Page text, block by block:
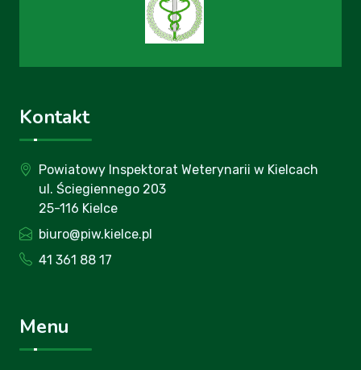
Kontakt
Powiatowy Inspektorat Weterynarii w Kielcach
ul. Ściegiennego 203
25-116 Kielce
biuro@piw.kielce.pl
41 361 88 17
Menu